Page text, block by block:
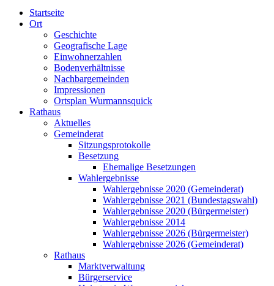
Startseite
Ort
Geschichte
Geografische Lage
Einwohnerzahlen
Bodenverhältnisse
Nachbargemeinden
Impressionen
Ortsplan Wurmannsquick
Rathaus
Aktuelles
Gemeinderat
Sitzungsprotokolle
Besetzung
Ehemalige Besetzungen
Wahlergebnisse
Wahlergebnisse 2020 (Gemeinderat)
Wahlergebnisse 2021 (Bundestagswahl)
Wahlergebnisse 2020 (Bürgermeister)
Wahlergebnisse 2014
Wahlergebnisse 2026 (Bürgermeister)
Wahlergebnisse 2026 (Gemeinderat)
Rathaus
Marktverwaltung
Bürgerservice